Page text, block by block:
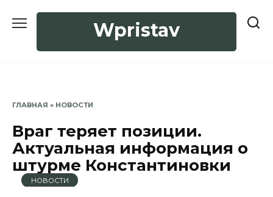
Wpristav
ГЛАВНАЯ » НОВОСТИ
Враг теряет позиции.
Актуальная информация о
штурме Константиновки
НОВОСТИ